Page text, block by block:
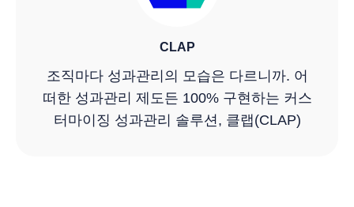
CLAP
조직마다 성과관리의 모습은 다르니까. 어
떠한 성과관리 제도든 100% 구현하는 커스
터마이징 성과관리 솔루션, 클랩(CLAP)